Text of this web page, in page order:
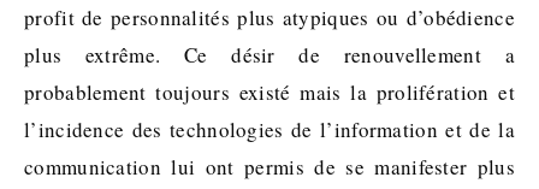
profit de personnalités plus atypiques ou d’obédience
plus extrême. Ce désir de renouvellement a
probablement toujours existé mais la prolifération et
l’incidence des technologies de l’information et de la
communication lui ont permis de se manifester plus